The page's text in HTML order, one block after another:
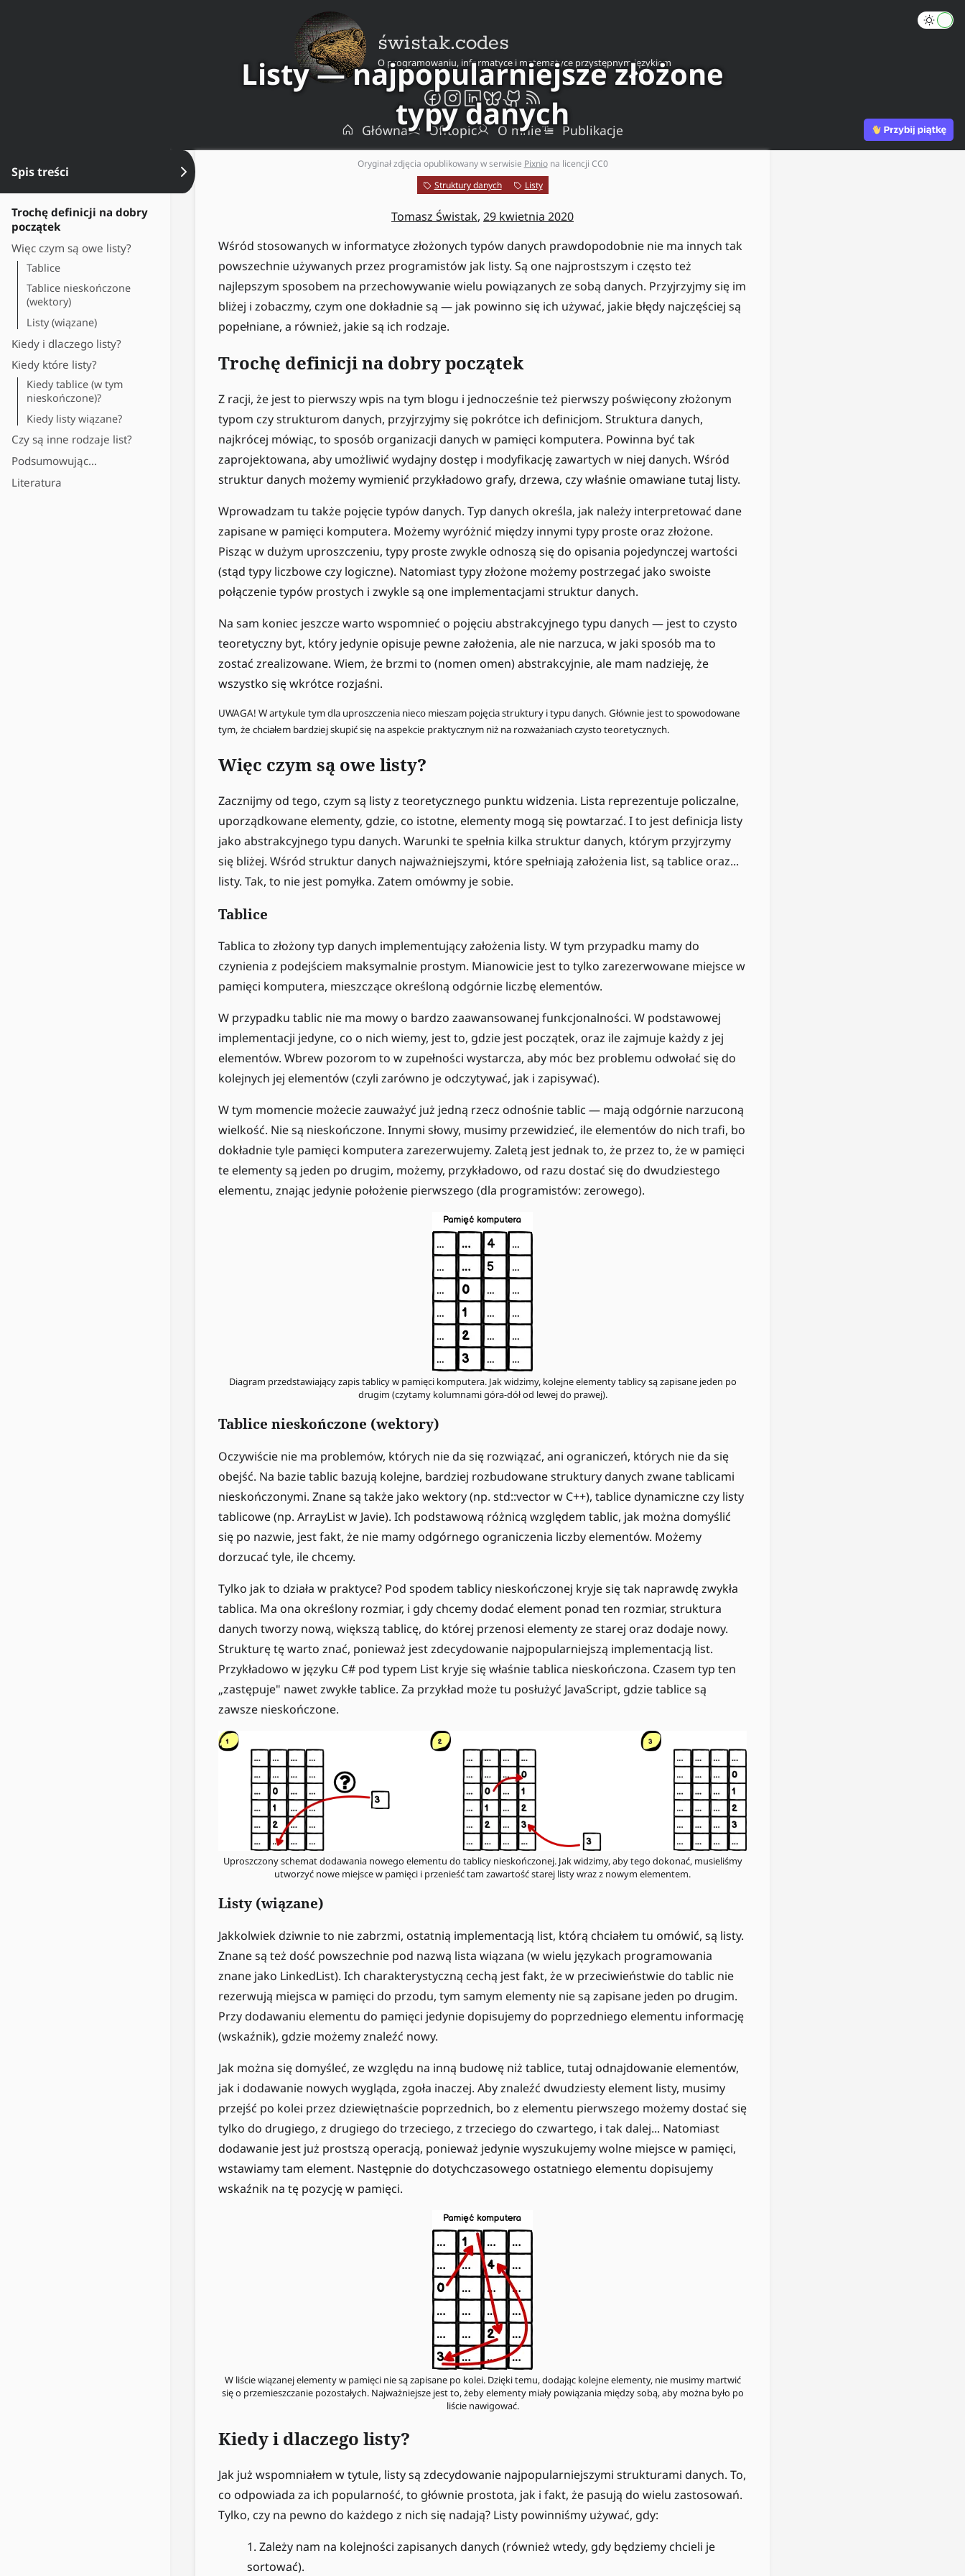
świstak.codes
O programowaniu, informatyce i matematyce przystępnym językiem
Główna Offtopic O mnie Publikacje
Listy — najpopularniejsze złożone
typy danych
Oryginał zdjęcia opublikowany w serwisie Pixniona licencji CC0
Spis treści
Trochę definicji na dobry
początek
Więc czym są owe listy?
Tablice
Tablice nieskończone
(wektory)
Listy (wiązane)
Kiedy i dlaczego listy?
Kiedy które listy?
Kiedy tablice (w tym
nieskończone)?
Kiedy listy wiązane?
Czy są inne rodzaje list?
Podsumowując…
Literatura
Ukryj spis treści Struktury danych Listy
Tomasz Świstak, 29 kwietnia 2020
Wśród stosowanych w informatyce złożonych typów danych prawdopodobnie nie ma innych tak
powszechnie używanych przez programistów jak listy. Są one najprostszym i często też
najlepszym sposobem na przechowywanie wielu powiązanych ze sobą danych. Przyjrzyjmy się im
bliżej i zobaczmy, czym one dokładnie są — jak powinno się ich używać, jakie błędy najczęściej są
popełniane, a również, jakie są ich rodzaje.
Trochę definicji na dobry początek
Z racji, że jest to pierwszy wpis na tym blogu i jednocześnie też pierwszy poświęcony złożonym
typom czy strukturom danych, przyjrzyjmy się pokrótce ich definicjom. Struktura danych,
najkrócej mówiąc, to sposób organizacji danych w pamięci komputera. Powinna być tak
zaprojektowana, aby umożliwić wydajny dostęp i modyfikację zawartych w niej danych. Wśród
struktur danych możemy wymienić przykładowo grafy, drzewa, czy właśnie omawiane tutaj listy.
Wprowadzam tu także pojęcie typów danych. Typ danych określa, jak należy interpretować dane
zapisane w pamięci komputera. Możemy wyróżnić między innymi typy proste oraz złożone.
Pisząc w dużym uproszczeniu, typy proste zwykle odnoszą się do opisania pojedynczej wartości
(stąd typy liczbowe czy logiczne). Natomiast typy złożone możemy postrzegać jako swoiste
połączenie typów prostych i zwykle są one implementacjami struktur danych.
Na sam koniec jeszcze warto wspomnieć o pojęciu abstrakcyjnego typu danych — jest to czysto
teoretyczny byt, który jedynie opisuje pewne założenia, ale nie narzuca, w jaki sposób ma to
zostać zrealizowane. Wiem, że brzmi to (nomen omen) abstrakcyjnie, ale mam nadzieję, że
wszystko się wkrótce rozjaśni.
UWAGA! W artykule tym dla uproszczenia nieco mieszam pojęcia struktury i typu danych. Głównie jest to spowodowane
tym, że chciałem bardziej skupić się na aspekcie praktycznym niż na rozważaniach czysto teoretycznych.
Więc czym są owe listy?
Zacznijmy od tego, czym są listy z teoretycznego punktu widzenia. Lista reprezentuje policzalne,
uporządkowane elementy, gdzie, co istotne, elementy mogą się powtarzać. I to jest definicja listy
jako abstrakcyjnego typu danych. Warunki te spełnia kilka struktur danych, którym przyjrzymy
się bliżej. Wśród struktur danych najważniejszymi, które spełniają założenia list, są tablice oraz...
listy. Tak, to nie jest pomyłka. Zatem omówmy je sobie.
Tablice
Tablica to złożony typ danych implementujący założenia listy. W tym przypadku mamy do
czynienia z podejściem maksymalnie prostym. Mianowicie jest to tylko zarezerwowane miejsce w
pamięci komputera, mieszczące określoną odgórnie liczbę elementów.
W przypadku tablic nie ma mowy o bardzo zaawansowanej funkcjonalności. W podstawowej
implementacji jedyne, co o nich wiemy, jest to, gdzie jest początek, oraz ile zajmuje każdy z jej
elementów. Wbrew pozorom to w zupełności wystarcza, aby móc bez problemu odwołać się do
kolejnych jej elementów (czyli zarówno je odczytywać, jak i zapisywać).
W tym momencie możecie zauważyć już jedną rzecz odnośnie tablic — mają odgórnie narzuconą
wielkość. Nie są nieskończone. Innymi słowy, musimy przewidzieć, ile elementów do nich trafi, bo
dokładnie tyle pamięci komputera zarezerwujemy. Zaletą jest jednak to, że przez to, że w pamięci
te elementy są jeden po drugim, możemy, przykładowo, od razu dostać się do dwudziestego
elementu, znając jedynie położenie pierwszego (dla programistów: zerowego).
Diagram przedstawiający zapis tablicy w pamięci komputera. Jak widzimy, kolejne elementy tablicy są zapisane jeden po
drugim (czytamy kolumnami góra-dół od lewej do prawej).
Tablice nieskończone (wektory)
Oczywiście nie ma problemów, których nie da się rozwiązać, ani ograniczeń, których nie da się
obejść. Na bazie tablic bazują kolejne, bardziej rozbudowane struktury danych zwane tablicami
nieskończonymi. Znane są także jako wektory (np. std::vector w C++), tablice dynamiczne czy listy
tablicowe (np. ArrayList w Javie). Ich podstawową różnicą względem tablic, jak można domyślić
się po nazwie, jest fakt, że nie mamy odgórnego ograniczenia liczby elementów. Możemy
dorzucać tyle, ile chcemy.
Tylko jak to działa w praktyce? Pod spodem tablicy nieskończonej kryje się tak naprawdę zwykła
tablica. Ma ona określony rozmiar, i gdy chcemy dodać element ponad ten rozmiar, struktura
danych tworzy nową, większą tablicę, do której przenosi elementy ze starej oraz dodaje nowy.
Strukturę tę warto znać, ponieważ jest zdecydowanie najpopularniejszą implementacją list.
Przykładowo w języku C# pod typem List kryje się właśnie tablica nieskończona. Czasem typ ten
„zastępuje" nawet zwykłe tablice. Za przykład może tu posłużyć JavaScript, gdzie tablice są
zawsze nieskończone.
Uproszczony schemat dodawania nowego elementu do tablicy nieskończonej. Jak widzimy, aby tego dokonać, musieliśmy
utworzyć nowe miejsce w pamięci i przenieść tam zawartość starej listy wraz z nowym elementem.
Listy (wiązane)
Jakkolwiek dziwnie to nie zabrzmi, ostatnią implementacją list, którą chciałem tu omówić, są listy.
Znane są też dość powszechnie pod nazwą lista wiązana (w wielu językach programowania
znane jako LinkedList). Ich charakterystyczną cechą jest fakt, że w przeciwieństwie do tablic nie
rezerwują miejsca w pamięci do przodu, tym samym elementy nie są zapisane jeden po drugim.
Przy dodawaniu elementu do pamięci jedynie dopisujemy do poprzedniego elementu informację
(wskaźnik), gdzie możemy znaleźć nowy.
Jak można się domyśleć, ze względu na inną budowę niż tablice, tutaj odnajdowanie elementów,
jak i dodawanie nowych wygląda, zgoła inaczej. Aby znaleźć dwudziesty element listy, musimy
przejść po kolei przez dziewiętnaście poprzednich, bo z elementu pierwszego możemy dostać się
tylko do drugiego, z drugiego do trzeciego, z trzeciego do czwartego, i tak dalej... Natomiast
dodawanie jest już prostszą operacją, ponieważ jedynie wyszukujemy wolne miejsce w pamięci,
wstawiamy tam element. Następnie do dotychczasowego ostatniego elementu dopisujemy
wskaźnik na tę pozycję w pamięci.
W liście wiązanej elementy w pamięci nie są zapisane po kolei. Dzięki temu, dodając kolejne elementy, nie musimy martwić
się o przemieszczanie pozostałych. Najważniejsze jest to, żeby elementy miały powiązania między sobą, aby można było po
liście nawigować.
Kiedy i dlaczego listy?
Jak już wspomniałem w tytule, listy są zdecydowanie najpopularniejszymi strukturami danych. To,
co odpowiada za ich popularność, to głównie prostota, jak i fakt, że pasują do wielu zastosowań.
Tylko, czy na pewno do każdego z nich się nadają? Listy powinniśmy używać, gdy:
Zależy nam na kolejności zapisanych danych (również wtedy, gdy będziemy chcieli je
sortować).